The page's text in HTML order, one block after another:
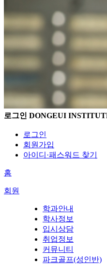
로그인 DONGEUI
로그인
회원가입
아이디·패스워드 찾기
홈
회원
학과안내
학사정보
입시상담
취업정보
커뮤니티
파크골프(성인반)